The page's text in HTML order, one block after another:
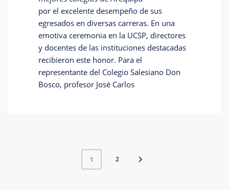
por el excelente desempeño de sus
egresados en diversas carreras. En una
emotiva ceremonia en la UCSP, directores
y docentes de las instituciones destacadas
recibieron este honor. Para el
representante del Colegio Salesiano Don
Bosco, profesor José Carlos
1 2